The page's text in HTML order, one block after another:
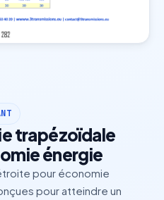
trapézoïdale
énergie
pour économie
pour atteindre un